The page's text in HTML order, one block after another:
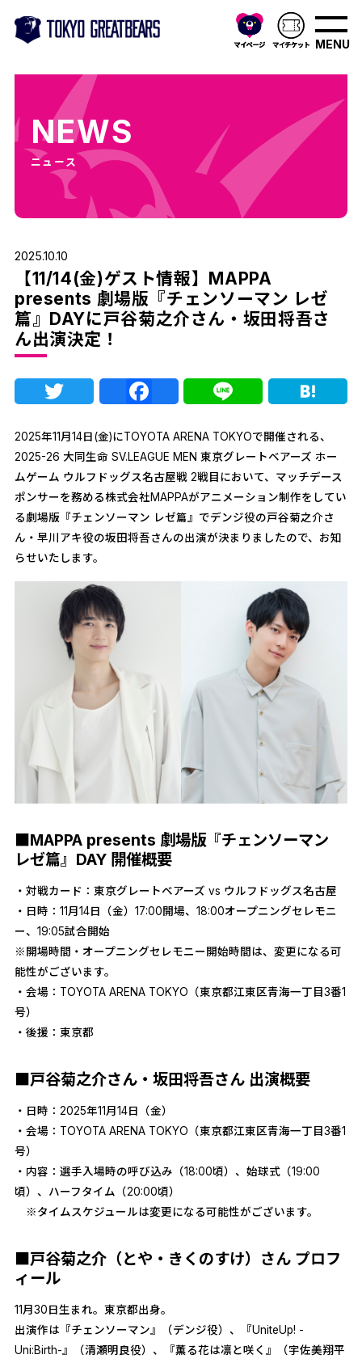
MENU
NEWS
ニュース
2025.10.10
【11/14(金)ゲスト情報】MAPPA
presents 劇場版『チェンソーマン レゼ
篇』DAYに戸谷菊之介さん・坂田将吾さ
ん出演決定！
Twitter Facebook
Line
2025年11月14日(金)にTOYOTA ARENA TOKYOで開催される、
2025-26 大同生命 SV.LEAGUE MEN 東京グレートベアーズ ホー
ムゲーム ウルフドッグス名古屋戦 2戦目において、マッチデース
ポンサーを務める株式会社MAPPAがアニメーション制作をしてい
る劇場版『チェンソーマン レゼ篇』でデンジ役の戸谷菊之介さ
ん・早川アキ役の坂田将吾さんの出演が決まりましたので、お知
らせいたします。
■MAPPA presents 劇場版『チェンソーマン
レゼ篇』DAY 開催概要
・対戦カード：東京グレートベアーズ vs ウルフドッグス名古屋
・日時：11月14日（金）17:00開場、18:00オープニングセレモニ
ー、19:05試合開始
※開場時間・オープニングセレモニー開始時間は、変更になる可
能性がございます。
・会場：TOYOTA ARENA TOKYO（東京都江東区青海一丁目3番1
号）
・後援：東京都
■戸谷菊之介さん・坂田将吾さん 出演概要
・日時：2025年11月14日（金）
・会場：TOYOTA ARENA TOKYO（東京都江東区青海一丁目3番1
号）
・内容：選手入場時の呼び込み（18:00頃）、始球式（19:00
頃）、ハーフタイム（20:00頃）
※タイムスケジュールは変更になる可能性がございます。
■戸谷菊之介（とや・きくのすけ）さん プロフ
ィール
11月30日生まれ。東京都出身。
出演作は『チェンソーマン』（デンジ役）、『UniteUp! -
Uni:Birth-』（清瀬明良役）、『薫る花は凛と咲く』（宇佐美翔平